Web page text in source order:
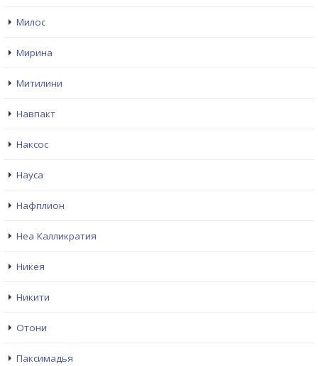
Милос
Мирина
Митилини
Навпакт
Наксос
Науса
Нафплион
Неа Калликратия
Никея
Никити
Отони
Паксимадья